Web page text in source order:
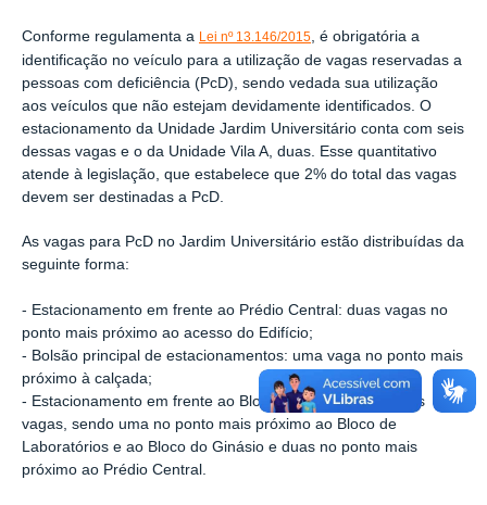
Conforme regulamenta a Lei nº 13.146/2015 , é obrigatória a
identificação no veículo para a utilização de vagas reservadas a
pessoas com deficiência (PcD), sendo vedada sua utilização
aos veículos que não estejam devidamente identificados. O
estacionamento da Unidade Jardim Universitário conta com seis
dessas vagas e o da Unidade Vila A, duas. Esse quantitativo
atende à legislação, que estabelece que 2% do total das vagas
devem ser destinadas a PcD.
As vagas para PcD no Jardim Universitário estão distribuídas da
seguinte forma:
- Estacionamento em frente ao Prédio Central: duas vagas no
ponto mais próximo ao acesso do Edifício;
- Bolsão principal de estacionamentos: uma vaga no ponto mais
próximo à calçada;
- Estacionamento em frente ao Bloco de Laboratórios: três
vagas, sendo uma no ponto mais próximo ao Bloco de
Laboratórios e ao Bloco do Ginásio e duas no ponto mais
próximo ao Prédio Central.